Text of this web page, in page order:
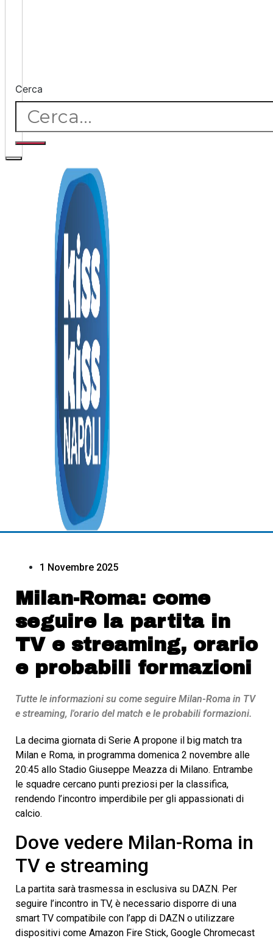
Cerca
1 Novembre 2025
Milan-Roma: come
seguire la partita in
TV e streaming, orario
e probabili formazioni
Tutte le informazioni su come seguire Milan-Roma in TV
e streaming, l'orario del match e le probabili formazioni.
La decima giornata di Serie A propone il big match tra
Milan e Roma, in programma domenica 2 novembre alle
20:45 allo Stadio Giuseppe Meazza di Milano. Entrambe
le squadre cercano punti preziosi per la classifica,
rendendo l’incontro imperdibile per gli appassionati di
calcio.
Dove vedere Milan-Roma in
TV e streaming
La partita sarà trasmessa in esclusiva su DAZN. Per
seguire l’incontro in TV, è necessario disporre di una
smart TV compatibile con l’app di DAZN o utilizzare
dispositivi come Amazon Fire Stick, Google Chromecast